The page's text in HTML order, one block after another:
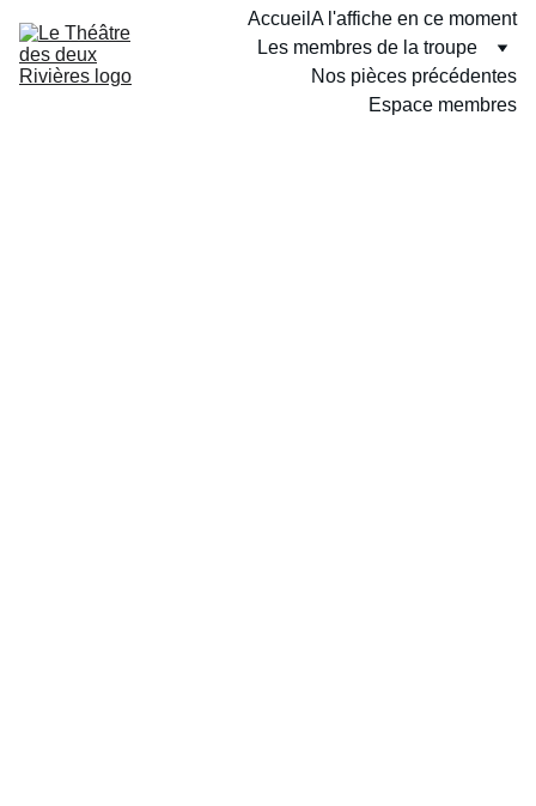
Accueil A l'affiche en ce moment
Les membres de la troupe
Nos pièces précédentes
Espace membres